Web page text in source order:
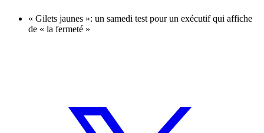
« Gilets jaunes »: un samedi test pour un exécutif qui affiche
de « la fermeté »